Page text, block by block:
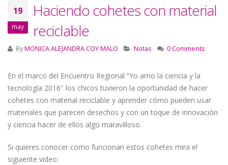
19
may
Haciendo cohetes con material
reciclable
ByMONICA ALEJANDRA COY MALO Notas 0 Comments
En el marco del Encuentro Regional “Yo amo la ciencia y la
tecnología 2016″ los chicos tuvieron la oportunidad de hacer
cohetes con material reciclable y aprender cómo pueden usar
materiales que parecen desechos y con un toque de innovación
y ciencia hacer de ellos algo maravilloso.
Si quieres conocer como funcionan estos cohetes mira el
siguiente video: